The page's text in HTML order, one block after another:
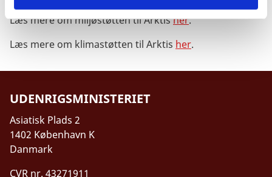
Læs mere om miljøstøtten til Arktisher.
Læs mere om klimastøtten til Arktis her.
UDENRIGSMINISTERIET
Asiatisk Plads 2
1402 København K
Danmark
CVR nr. 43271911